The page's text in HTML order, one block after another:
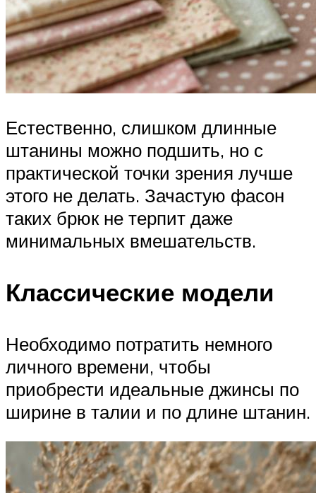
Естественно, слишком длинные
штанины можно подшить, но с
практической точки зрения лучше
этого не делать. Зачастую фасон
таких брюк не терпит даже
минимальных вмешательств.
Классические модели
Необходимо потратить немного
личного времени, чтобы
приобрести идеальные джинсы по
ширине в талии и по длине штанин.